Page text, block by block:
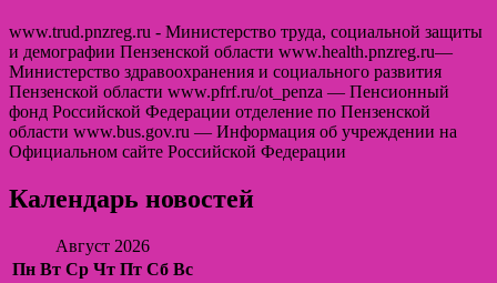
www.trud.pnzreg.ru - Министерство труда, социальной защиты
и демографии Пензенской области www.health.pnzreg.ru—
Министерство здравоохранения и социального развития
Пензенской области www.pfrf.ru/ot_penza — Пенсионный
фонд Российской Федерации отделение по Пензенской
области www.bus.gov.ru — Информация об учреждении на
Официальном сайте Российской Федерации
Календарь новостей
Август 2026
Пн Вт Ср Чт Пт Сб Вс